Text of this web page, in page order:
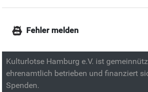
Fehler melden
Kulturlotse Hamburg e.V. ist
ehrenamtlich betrieben und finanziert
Spenden.